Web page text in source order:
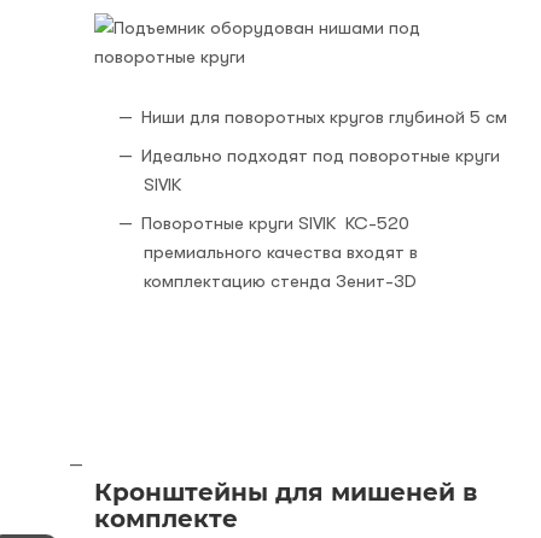
Ниши для поворотных кругов глубиной 5 см
Идеально подходят под поворотные круги
SIVIK
Поворотные круги SIVIK КС-520
премиального качества входят в
комплектацию стенда Зенит-3D
Кронштейны для мишеней в
комплекте